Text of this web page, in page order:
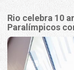
Rio celebra 10
Paralímpicos